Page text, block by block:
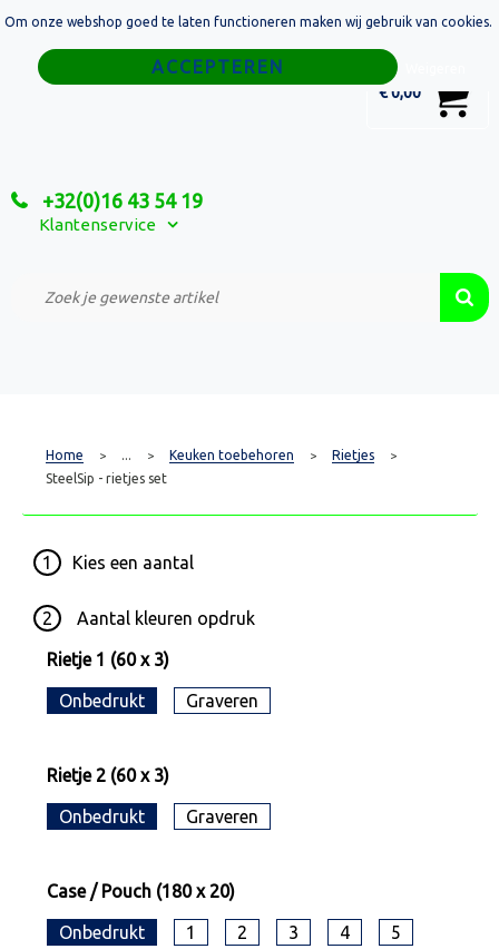
€ 0,00
+32(0)16 43 54 19
Klantenservice
Home
Relatiegeschenken
Custom Made Projecten
Home > ... > Keuken toebehoren > Rietjes >
SteelSip - rietjes set
1 Kies een aantal
2 Aantal kleuren opdruk
Rietje 1 (60 x 3)
Onbedrukt Graveren
Rietje 2 (60 x 3)
Onbedrukt Graveren
Case / Pouch (180 x 20)
Onbedrukt 1 2 3 4 5
Om onze webshop goed te laten functioneren maken wij gebruik van cookies.